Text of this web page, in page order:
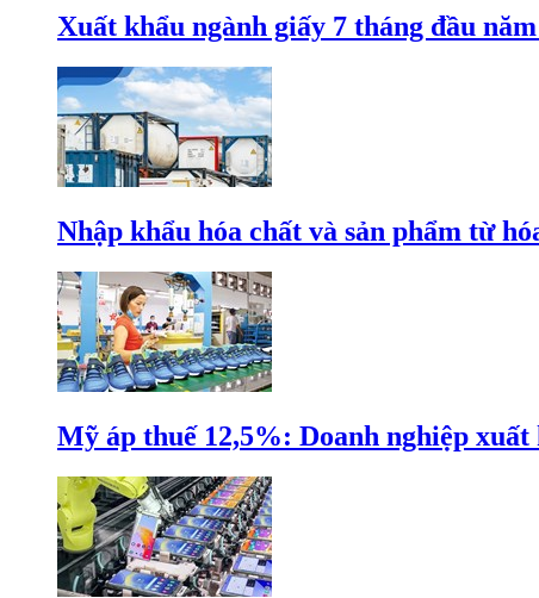
Xuất khẩu ngành giấy 7 tháng đầu
Nhập khẩu hóa chất và sản phẩm từ
Mỹ áp thuế 12,5%: Doanh nghiệp